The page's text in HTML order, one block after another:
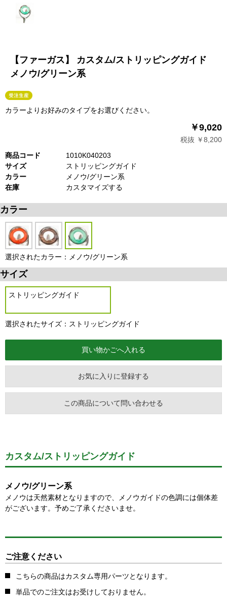
【ファーガス】 カスタム/ストリッピングガイド
メノウ/グリーン系
カラーよりお好みのタイプをお選びください。
￥9,020
税抜 ￥8,200
商品コード
1010K040203
サイズ
ストリッピングガイド
カラー
メノウ/グリーン系
在庫
カスタマイズする
カラー
選択されたカラー：メノウ/グリーン系
サイズ
ストリッピングガイド
選択されたサイズ：ストリッピングガイド
お気に入りに登録する
この商品について問い合わせる
カスタム/ストリッピングガイド
メノウ/グリーン系
メノウは天然素材となりますので、メノウガイドの色調には個体差
がございます。予めご了承くださいませ。
ご注意ください
こちらの商品はカスタム専用パーツとなります。
単品でのご注文はお受けしておりません。